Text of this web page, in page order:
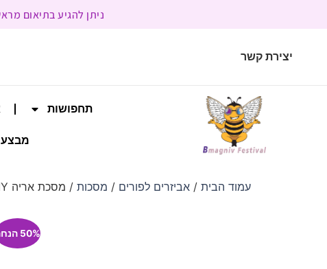
ניתן להגיע בתיאום מראש | בשעות הפעילות 9:00 עד 20:00
יצירת קשר
תחפושות
עמוד הבית/ אביזרים לפורים / מסכות/ מסכת אריה DIY עם תאורת לד לילדים מגיל 3 ומעלה
50% הנחה